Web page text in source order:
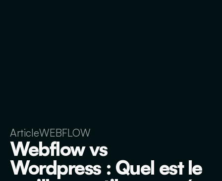
ArticleWEBFLOW
Webflow vs
Wordpress : Quel est le